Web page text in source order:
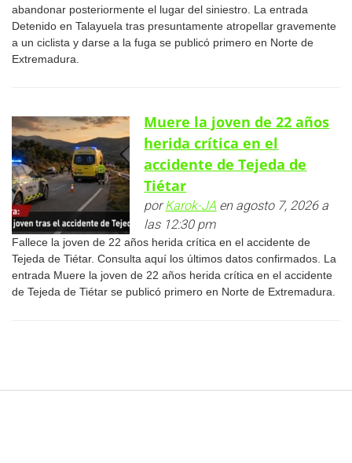
abandonar posteriormente el lugar del siniestro. La entrada
Detenido en Talayuela tras presuntamente atropellar gravemente
a un ciclista y darse a la fuga se publicó primero en Norte de
Extremadura.
Muere la joven de 22 años
herida crítica en el
accidente de Tejeda de
Tiétar
porKarok-JA en agosto 7, 2026 a
las 12:30 pm
Fallece la joven de 22 años herida crítica en el accidente de
Tejeda de Tiétar. Consulta aquí los últimos datos confirmados. La
entrada Muere la joven de 22 años herida crítica en el accidente
de Tejeda de Tiétar se publicó primero en Norte de Extremadura.